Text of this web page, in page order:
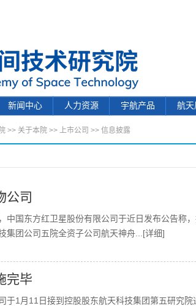
新闻中心 人力资源 宇航产品 航天
>> 关于本院 >> 上市公司 >> 信息披露
公司
中国东方红卫星股份有限公司于近日发布公告称
集团公司五院全资子公司航天神舟 ...[详细]
完毕
于1月11日接到控股股东航天科技集团第五研究